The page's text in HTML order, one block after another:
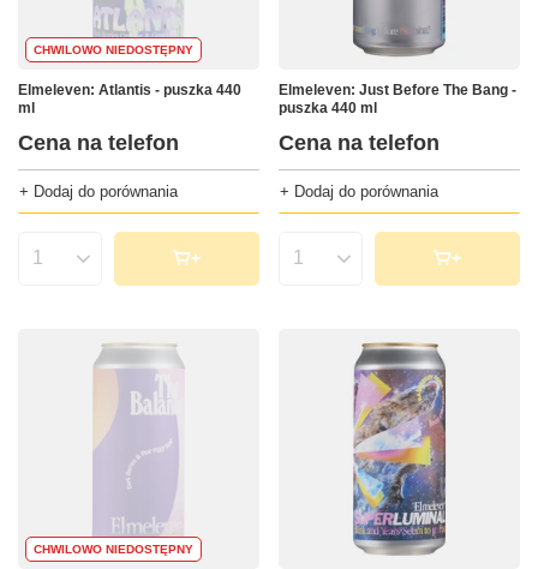
CHWILOWO NIEDOSTĘPNY
Elmeleven: Atlantis - puszka 440
ml
Cena na telefon
+ Dodaj do porównania
Ilość produktów
Elmeleven: Just Before The Bang -
puszka 440 ml
Cena na telefon
+ Dodaj do porównania
Ilość produktów
CHWILOWO NIEDOSTĘPNY